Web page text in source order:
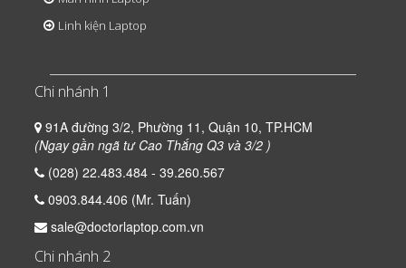
Linh kiện Laptop
Chi nhánh 1
91A đường 3/2, Phường 11, Quận 10, TP.HCM
(Ngay gần ngã tư Cao Thắng Q3 và 3/2 )
(028) 22.483.484 - 39.260.567
0903.844.406 (Mr. Tuấn)
sale@doctorlaptop.com.vn
Chi nhánh 2